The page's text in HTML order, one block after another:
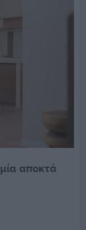
αποκτά